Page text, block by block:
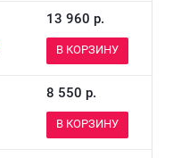
13 960 р.
В КОРЗИНУ
8 550 р.
В КОРЗИНУ